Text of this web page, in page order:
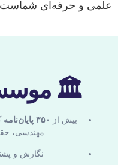
علمی و حرفه‌ای
🏛
بیش از ۳۵۰ پایان‌نامه کارشناسی ارشد
مهندسی،
نگارش و